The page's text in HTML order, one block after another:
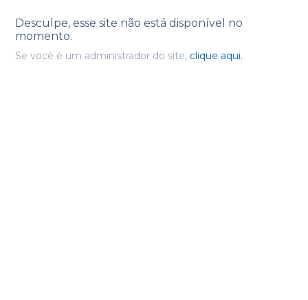
Desculpe, esse site não está disponível no
momento.
Se você é um administrador do site, clique aqui.